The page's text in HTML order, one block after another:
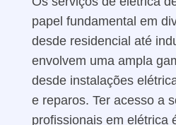
papel fundamental em
desde residencial até
envolvem uma ampla
desde instalações
e reparos. Ter acesso a
profissionais em elétrica